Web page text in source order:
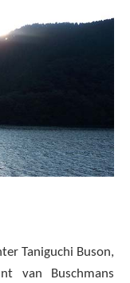
Taniguchi Buson,
van Buschmans